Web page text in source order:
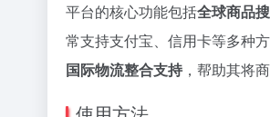
平台的核心功能包括全球商品
常支持支付宝、信用卡等多种
国际物流整合支持 ，帮助其将